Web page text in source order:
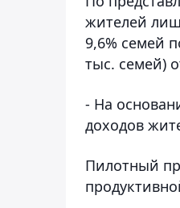
жителей
9,6% семей
тыс. семей)
- На
доходов
Пилотный